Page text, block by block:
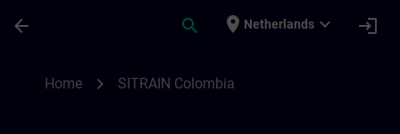
arrow_back search place Netherlands expand_more login
Home chevron_right SITRAIN Colombia